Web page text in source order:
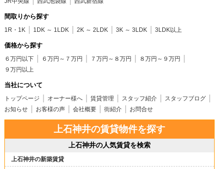
間取りから探す
1R・1K 1DK ～ 1LDK 2K ～ 2LDK 3K ～ 3LDK 3LDK以上
価格から探す
６万円以下 ６万円～７万円 ７万円～８万円
８万円～９万円
９万円以上
当社について
トップページ オーナー様へ 賃貸管理 スタッフ紹介
スタッフブログ
お知らせ
お客様の声 会社概要 街紹介 お問合せ
上石神井の賃貸物件を探す
上石神井の人気賃貸を検索
上石神井の新築賃貸